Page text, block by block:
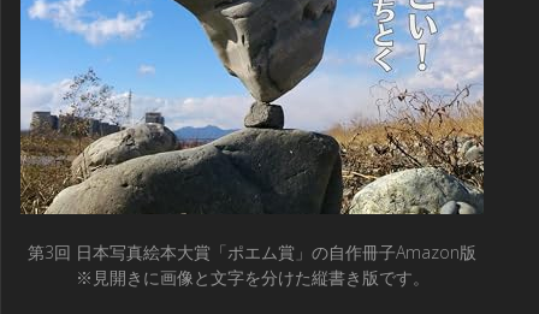
第3回 日本写真絵本大賞「ポエム賞」の自作冊子Amazon版
※見開きに画像と文字を分けた縦書き版です。